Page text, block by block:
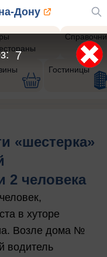
Дону
Гостиницы
«шестерка»
2 человека
в хуторе
Возле дома №
водитель
4